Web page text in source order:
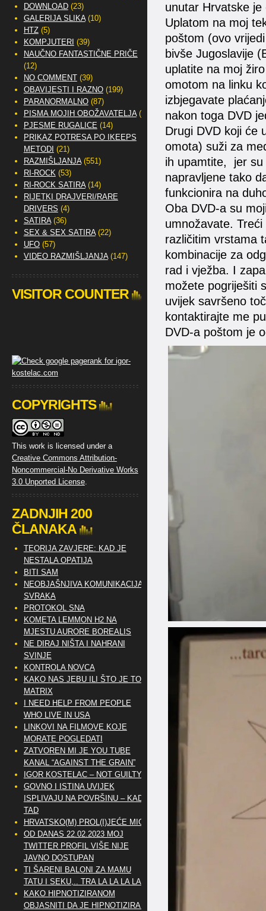
unutar Hrvatske
Uplatom na moj
poštom (ovo
bivše Jugoslavije
uplatite na moj
omotom na linku
izbjegavate
nakon toga DVD
Drugi DVD koji će
omota) suži za
ih upamtite, jer su
napravljene tako
funkcionira na
Oba DVD-a su
umnožavate.
različitim vrstama
kombinacije za
rad i vježba. I
možete pogriješiti
uvijek savršeno
kontaktirajte me
DVD-a poštom je
DOWNLOAD(23)
GALERIJA SLIKA(10)
HTZ(5)
KOMPJUTERI (39)
NAUČNO FANTASTIČNE PRIČE
(12)
NO COMMENT(39)
OBAVIJESTI I RAZNO(199)
PARANORMALNO(87)
PISMA MOJIH OBOŽAVATELJA(2)
PJESME RUGALICE (14)
PRIKAZ POTRESA PO IKEEPS
METODI (21)
RAZMIŠLJANJA(551)
RI-ROCK(53)
RI-ROCK SATIRA(14)
RIJETKI DRAJVERI/RARE
DRIVERS (4)
SATIRA(36)
SEX & SEX SATIRA(22)
UFO(57)
VIDEO RAZMIŠLJANJA(147)
VISITOR COUNTER
COPYRIGHTS
This work is licensed under a
Creative Commons Attribution-
Noncommercial-No Derivative Works
3.0 Unported License.
ZADNJIH 200
ČLANAKA
TEORIJA ZAVJERE: KAD JE
NESTALA OPATIJA
BITI SAM
NEOBJAŠNJIVA KOMUNIKACIJA
SVRAKA
PROTOKOL SNA
KOMETA LEMMON H2 NA
MJESTU AURORE BOREALIS
NE DIRAJ NIŠTA I NAHRANI
SVINJE
KONTROLA NOVCA
KAKO NAS JEBU ILI ŠTO JE TO
MATRIX
I NEED HELP FROM PEOPLE
WHO LIVE IN USA
LINKOVI NA FILMOVE KOJE
MORATE POGLEDATI
ZATVOREN MI JE YOU TUBE
KANAL “AGAINST THE GRAIN”
IGOR KOSTELAC – NOT GUILTY
GOVNO I ISTINA UVIJEK
ISPLIVAJU NA POVRŠINU – KAD
TAD
HRVATSKO(M) PROL(I)JEĆE MIG
OD DANAS 22.02.2023 MOJ
TWITTER PROFIL VIŠE NIJE
JAVNO DOSTUPAN
TI ŠARENI BALONI ZA MAMU
TATU I SEKU,.. TRA LA LA LA LA
KAKO HIPNOTIZIRANOM
OBJASNITI DA JE HIPNOTIZIRAN